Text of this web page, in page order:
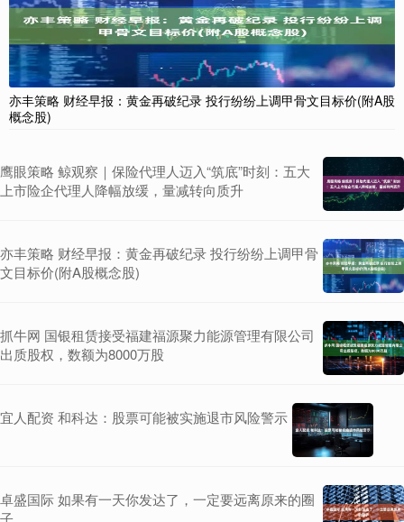
亦丰策略 财经早报：黄金再破纪录 投行纷纷上调甲骨文目标价(附A股
概念股)
鹰眼策略 鲸观察｜保险代理人迈入“筑底”时刻：五大
上市险企代理人降幅放缓，量减转向质升
亦丰策略 财经早报：黄金再破纪录 投行纷纷上调甲骨
文目标价(附A股概念股)
抓牛网 国银租赁接受福建福源聚力能源管理有限公司
出质股权，数额为8000万股
宜人配资 和科达：股票可能被实施退市风险警示
卓盛国际 如果有一天你发达了，一定要远离原来的圈
子